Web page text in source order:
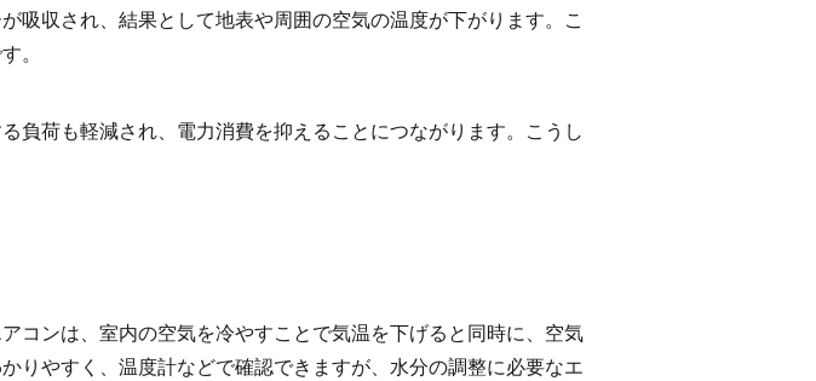
吸収され、結果として地表や周囲の空気の温度が下がります。こ
。
負荷も軽減され、電力消費を抑えることにつながります。こうし
コンは、室内の空気を冷やすことで気温を下げると同時に、空気
りやすく、温度計などで確認できますが、水分の調整に必要なエ